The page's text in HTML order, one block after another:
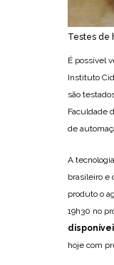
Testes de
É possível
Instituto
são
Faculdade
de
A
brasileiro e
produto o
19h30 no
hoje com